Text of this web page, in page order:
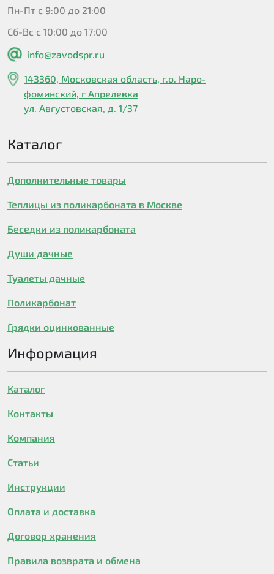
Пн-Пт с 9:00 до 21:00
Сб-Вс с 10:00 до 17:00
info@zavodspr.ru
143360, Московская область, г.о. Наро-
фоминский, г Апрелевка
ул. Августовская, д. 1/37
Каталог
Дополнительные товары
Теплицы из поликарбоната в Москве
Беседки из поликарбоната
Души дачные
Туалеты дачные
Поликарбонат
Грядки оцинкованные
Информация
Каталог
Контакты
Компания
Статьи
Инструкции
Оплата и доставка
Договор хранения
Правила возврата и обмена